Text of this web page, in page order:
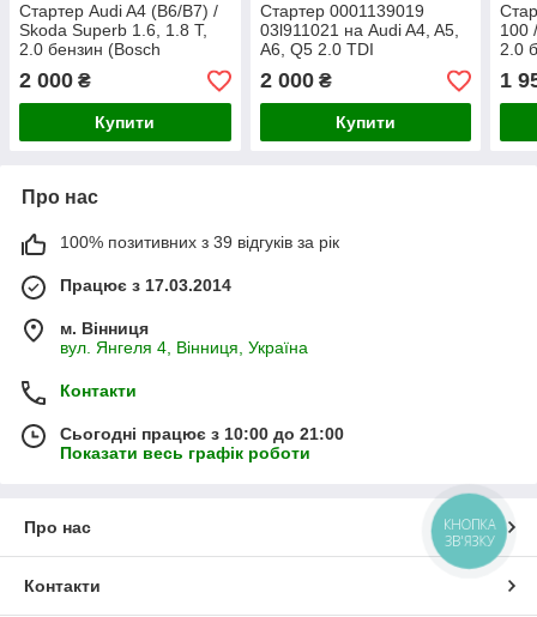
Стартер Audi A4 (B6/B7) /
Skoda Superb 1.6, 1.8 T,
2.0 бензин (Bosch
0001107427, VAG
06B911023A)
2 000 ₴
Купити
Стартер 0001139019
03l911021 на Audi A4, A5,
A6, Q5 2.0 TDI
2 000₴
Купити
100
2.0
1
Про нас
100% позитивних з 39 відгуків за рік
Працює з 17.03.2014
м. Вінниця
вул. Янгеля 4, Вінниця, Україна
Контакти
Сьогодні працює з 10:00 до 21:00
Показати весь графік роботи
Про нас
Контакти
КНОПКА
ЗВ'ЯЗКУ